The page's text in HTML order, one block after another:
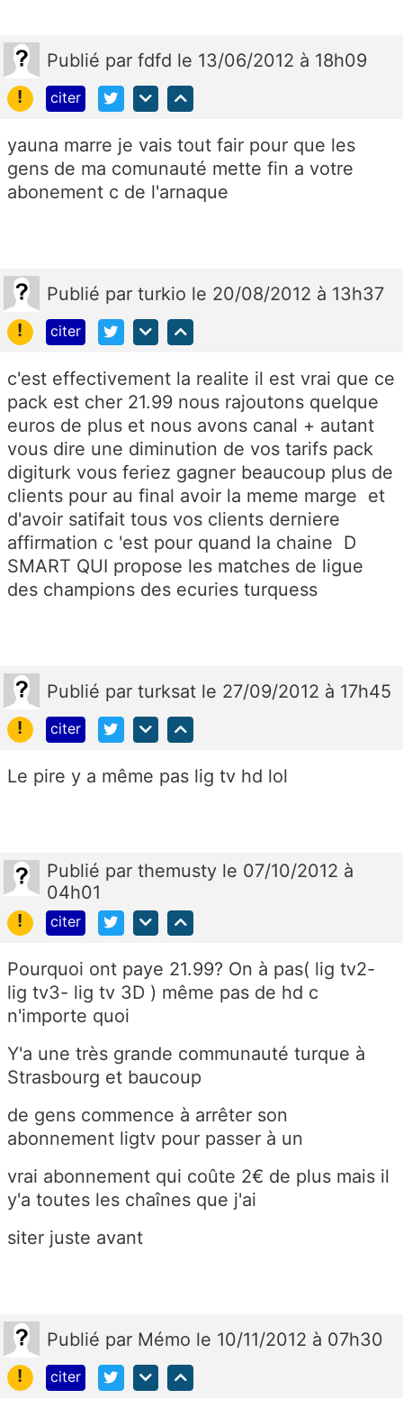
Publié par fdfd le 13/06/2012 à 18h09
!
citer
yauna marre je vais tout fair pour que les
gens de ma comunauté mette fin a votre
abonement c de l'arnaque
Publié par turkio le 20/08/2012 à 13h37
!
citer
c'est effectivement la realite il est vrai que ce
pack est cher 21.99 nous rajoutons quelque
euros de plus et nous avons canal + autant
vous dire une diminution de vos tarifs pack
digiturk vous feriez gagner beaucoup plus de
clients pour au final avoir la meme marge et
d'avoir satifait tous vos clients derniere
affirmation c 'est pour quand la chaine D
SMART QUI propose les matches de ligue
des champions des ecuries turquess
Publié par turksat le 27/09/2012 à 17h45
!
citer
Le pire y a même pas lig tv hd lol
Publié par themusty le 07/10/2012 à
04h01
!
citer
Pourquoi ont paye 21.99? On à pas( lig tv2-
lig tv3- lig tv 3D ) même pas de hd c
n'importe quoi
Y'a une très grande communauté turque à
Strasbourg et baucoup
de gens commence à arrêter son
abonnement ligtv pour passer à un
vrai abonnement qui coûte 2€ de plus mais il
y'a toutes les chaînes que j'ai
siter juste avant
Publié par Mémo le 10/11/2012 à 07h30
!
citer